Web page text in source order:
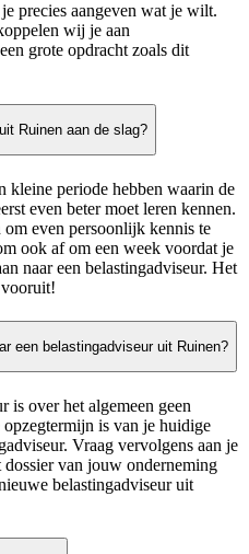
precies aangeven wat je wilt.
wij je aan
grote opdracht zoals dit
Ruinen aan de slag?
kleine periode hebben waarin de
even beter moet leren kennen.
even persoonlijk kennis te
ook af om een week voordat je
naar een belastingadviseur. Het
een belastingadviseur uit Ruinen?
is over het algemeen geen
is van je huidige
Vraag vervolgens aan je
van jouw onderneming
belastingadviseur uit